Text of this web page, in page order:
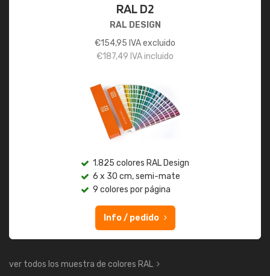
RAL D2
RAL DESIGN
€154,95 IVA excluido
€187,49 IVA incluido
1.825 colores RAL Design
6 x 30 cm, semi-mate
9 colores por página
Info / pedido
ver todos los muestra de colores RAL